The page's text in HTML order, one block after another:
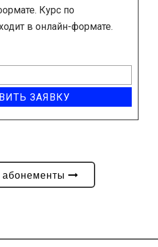
Курс по
в онлайн-формате.
ЗАЯВКУ
абонементы